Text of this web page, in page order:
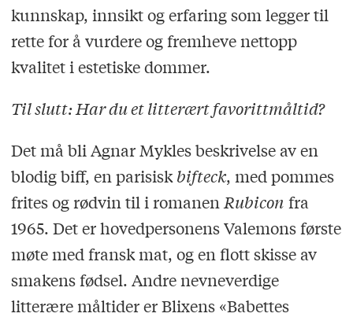
kunnskap, innsikt og erfaring som legger til
rette for å vurdere og fremheve nettopp
kvalitet i estetiske dommer.
Til slutt: Har du et litterært favorittmåltid?
Det må bli Agnar Mykles beskrivelse av en
blodig biff, en parisisk bifteck, med pommes
frites og rødvin til i romanen Rubicon fra
1965. Det er hovedpersonens Valemons første
møte med fransk mat, og en flott skisse av
smakens fødsel. Andre nevneverdige
litterære måltider er Blixens «Babettes